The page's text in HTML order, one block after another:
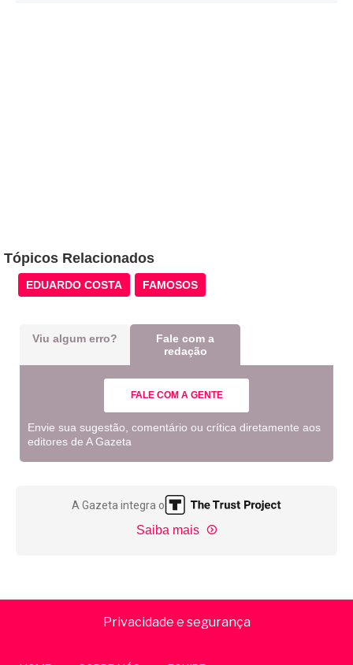
Tópicos Relacionados
EDUARDO COSTA FAMOSOS
Viu algum erro?
Fale com a
redação
FALE COM A GENTE
Envie sua sugestão, comentário ou crítica diretamente aos
editores de A Gazeta
A Gazeta integra o
Saiba mais
Privacidade e segurança